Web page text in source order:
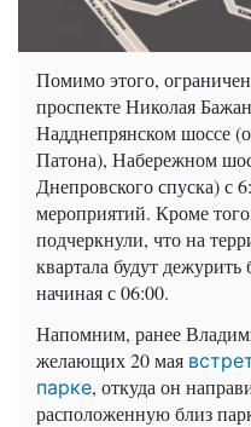
Помимо этого,
проспекте Николая
Надднепрянском шоссе
Патона), Набережном
Днепровского спуска) с
мероприятий. Кроме
подчеркнули, что на
квартала будут
начиная с 06:00.
Напомним, ранее
желающих 20 мая
парке, откуда он
расположенную близ